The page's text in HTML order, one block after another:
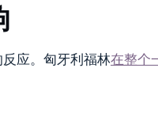
应。匈牙利福林在整个